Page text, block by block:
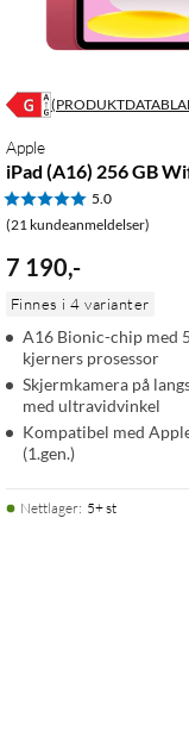
Apple
iPad (A16) 256 GB
5.0
(21 kundeanmeldelser)
7 190,-
Finnes i 4 varianter
A16 Bionic-chip med
kjerners prosessor
Skjermkamera på
med ultravidvinkel
Kompatibel med
(1.gen.)
Nettlager: 5+ st